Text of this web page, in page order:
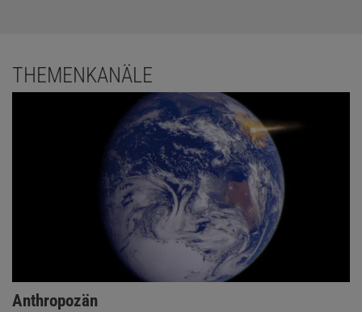
THEMENKANÄLE
Anthropozän